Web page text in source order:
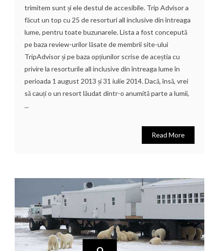
trimitem sunt și ele destul de accesibile. Trip Advisor a
făcut un top cu 25 de resorturi all inclusive din întreaga
lume, pentru toate buzunarele. Lista a fost concepută
pe baza review-urilor lăsate de membrii site-ului
TripAdvisor și pe baza opțiunilor scrise de aceștia cu
privire la resorturile all inclusive din întreaga lume în
perioada 1 august 2013 și 31 iulie 2014. Dacă, însă, vrei
să cauți o un resort lăudat dintr-o anumită parte a lumii,
...
Read More